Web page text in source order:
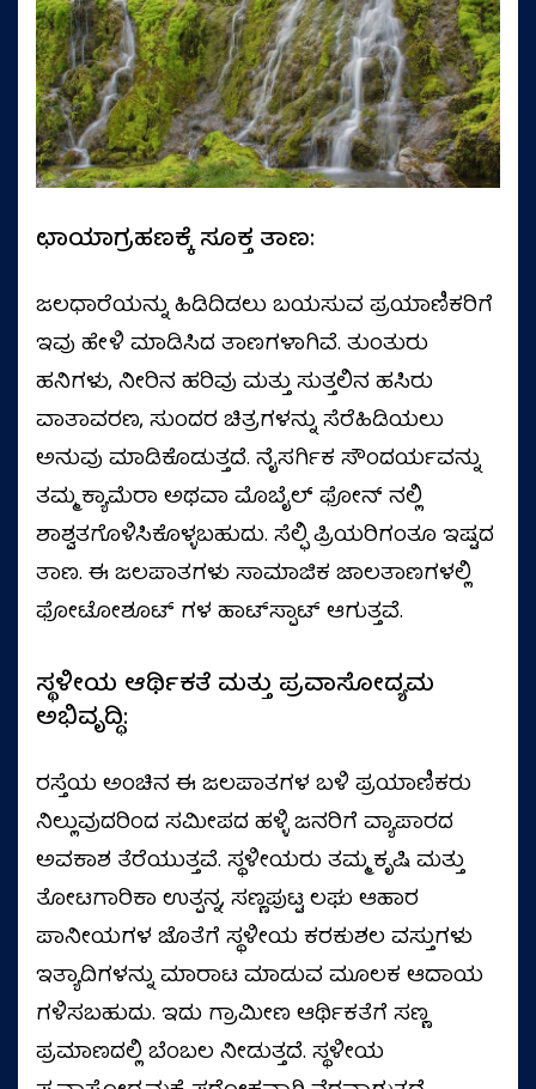
ಛಾಯಾಗ್ರಹಣಕ್ಕೆ ಸೂಕ್ತ ತಾಣ:
ಜಲಧಾರೆಯನ್ನು ಹಿಡಿದಿಡಲು ಬಯಸುವ ಪ್ರಯಾಣಿಕರಿಗೆ
ಇವು ಹೇಳಿ ಮಾಡಿಸಿದ ತಾಣಗಳಾಗಿವೆ. ತುಂತುರು
ಹನಿಗಳು, ನೀರಿನ ಹರಿವು ಮತ್ತು ಸುತ್ತಲಿನ ಹಸಿರು
ವಾತಾವರಣ, ಸುಂದರ ಚಿತ್ರಗಳನ್ನು ಸೆರೆಹಿಡಿಯಲು
ಅನುವು ಮಾಡಿಕೊಡುತ್ತದೆ. ನೈಸರ್ಗಿಕ ಸೌಂದರ್ಯವನ್ನು
ತಮ್ಮ ಕ್ಯಾಮೆರಾ ಅಥವಾ ಮೊಬೈಲ್ ಫೋನ್ ನಲ್ಲಿ
ಶಾಶ್ವತಗೊಳಿಸಿಕೊಳ್ಳಬಹುದು. ಸೆಲ್ಫಿ ಪ್ರಿಯರಿಗಂತೂ ಇಷ್ಟದ
ತಾಣ. ಈ ಜಲಪಾತಗಳು ಸಾಮಾಜಿಕ ಜಾಲತಾಣಗಳಲ್ಲಿ
ಫೋಟೋಶೂಟ್ ಗಳ ಹಾಟ್‌ಸ್ಪಾಟ್ ಆಗುತ್ತವೆ.
ಸ್ಥಳೀಯ ಆರ್ಥಿಕತೆ ಮತ್ತು ಪ್ರವಾಸೋದ್ಯಮ
ಅಭಿವೃದ್ಧಿ:
ರಸ್ತೆಯ ಅಂಚಿನ ಈ ಜಲಪಾತಗಳ ಬಳಿ ಪ್ರಯಾಣಿಕರು
ನಿಲ್ಲುವುದರಿಂದ ಸಮೀಪದ ಹಳ್ಳಿ ಜನರಿಗೆ ವ್ಯಾಪಾರದ
ಅವಕಾಶ ತೆರೆಯುತ್ತವೆ. ಸ್ಥಳೀಯರು ತಮ್ಮ ಕೃಷಿ ಮತ್ತು
ತೋಟಗಾರಿಕಾ ಉತ್ಪನ್ನ, ಸಣ್ಣಪುಟ್ಟ ಲಘು ಆಹಾರ
ಪಾನೀಯಗಳ ಜೊತೆಗೆ ಸ್ಥಳೀಯ ಕರಕುಶಲ ವಸ್ತುಗಳು
ಇತ್ಯಾದಿಗಳನ್ನು ಮಾರಾಟ ಮಾಡುವ ಮೂಲಕ ಆದಾಯ
ಗಳಿಸಬಹುದು. ಇದು ಗ್ರಾಮೀಣ ಆರ್ಥಿಕತೆಗೆ ಸಣ್ಣ
ಪ್ರಮಾಣದಲ್ಲಿ ಬೆಂಬಲ ನೀಡುತ್ತದೆ. ಸ್ಥಳೀಯ